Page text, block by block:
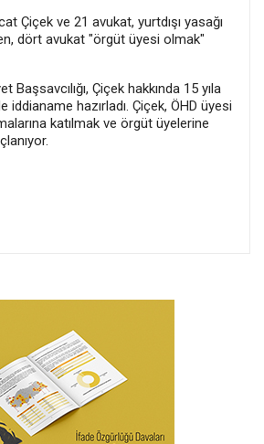
Çiçek ve 21 avukat, yurtdışı yasağı
dört avukat "örgüt üyesi olmak"
Başsavcılığı, Çiçek hakkında 15 yıla
iddianame hazırladı. Çiçek, ÖHD üyesi
katılmak ve örgüt üyelerine
Ertaş’ın yeniden yargılandığı dava
Gazeteci Akif Beki ‘hakaret’